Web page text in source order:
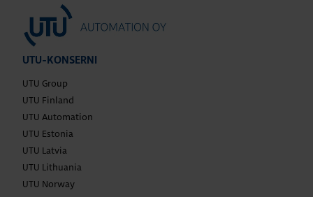
UTU-KONSERNI
UTU Group
UTU Finland
UTU Automation
UTU Estonia
UTU Latvia
UTU Lithuania
UTU Norway